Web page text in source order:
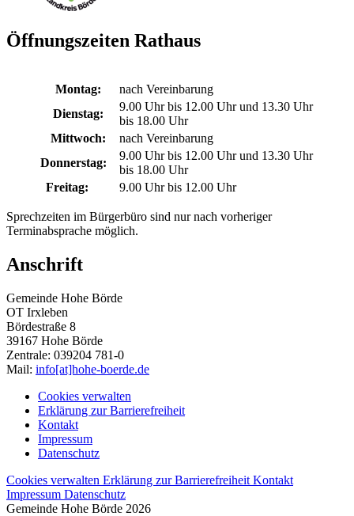
Öffnungszeiten Rathaus
Montag:
nach Vereinbarung
Dienstag:
9.00 Uhr bis 12.00 Uhr und 13.30 Uhr
bis 18.00 Uhr
Mittwoch:
nach Vereinbarung
Donnerstag:
9.00 Uhr bis 12.00 Uhr und 13.30 Uhr
bis 18.00 Uhr
Freitag:
9.00 Uhr bis 12.00 Uhr
Sprechzeiten im Bürgerbüro sind nur nach vorheriger
Terminabsprache möglich.
Anschrift
Gemeinde Hohe Börde
OT Irxleben
Bördestraße 8
39167 Hohe Börde
Zentrale: 039204 781-0
Mail: info[at]hohe-boerde.de
Cookies verwalten
Erklärung zur Barrierefreiheit
Kontakt
Impressum
Datenschutz
Cookies verwalten Erklärung zur Barrierefreiheit Kontakt
Impressum Datenschutz
Gemeinde Hohe Börde 2026